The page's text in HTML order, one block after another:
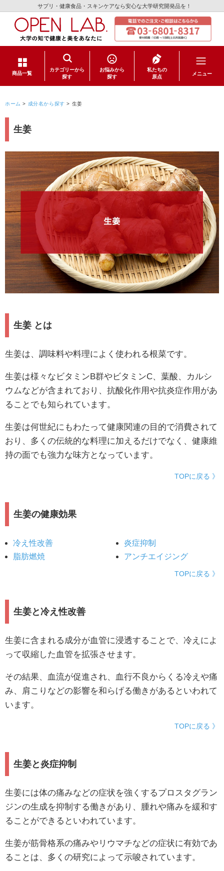
サプリ・健康食品・スキンケアなら安心な大学研究開発品を！
商品一覧
カテゴリーから
探す
日用品
お悩みから
探す
私たちの
原点
メニュー
ホーム > 成分名から探す > 生姜
生姜
生姜 とは
生姜は、調味料や料理によく使われる根菜です。
生姜は様々なビタミンB群やビタミンC、葉酸、カルシ
ウムなどが含まれており、抗酸化作用や抗炎症作用があ
ることでも知られています。
生姜は何世紀にもわたって健康関連の目的で消費されて
おり、多くの伝統的な料理に加えるだけでなく、健康維
持の面でも強力な味方となっています。
TOPに戻る 》
生姜の健康効果
冷え性改善
炎症抑制
脂肪燃焼
アンチエイジング
TOPに戻る 》
生姜と冷え性改善
生姜に含まれる成分が血管に浸透することで、冷えによ
って収縮した血管を拡張させます。
その結果、血流が促進され、血行不良からくる冷えや痛
み、肩こりなどの影響を和らげる働きがあるといわれて
います。
TOPに戻る 》
生姜と炎症抑制
生姜には体の痛みなどの症状を強くするプロスタグラン
ジンの生成を抑制する働きがあり、腫れや痛みを緩和す
ることができるといわれています。
生姜が筋骨格系の痛みやリウマチなどの症状に有効であ
ることは、多くの研究によって示唆されています。